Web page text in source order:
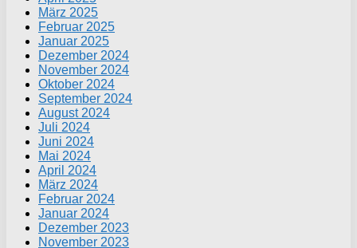
März 2025
Februar 2025
Januar 2025
Dezember 2024
November 2024
Oktober 2024
September 2024
August 2024
Juli 2024
Juni 2024
Mai 2024
April 2024
März 2024
Februar 2024
Januar 2024
Dezember 2023
November 2023